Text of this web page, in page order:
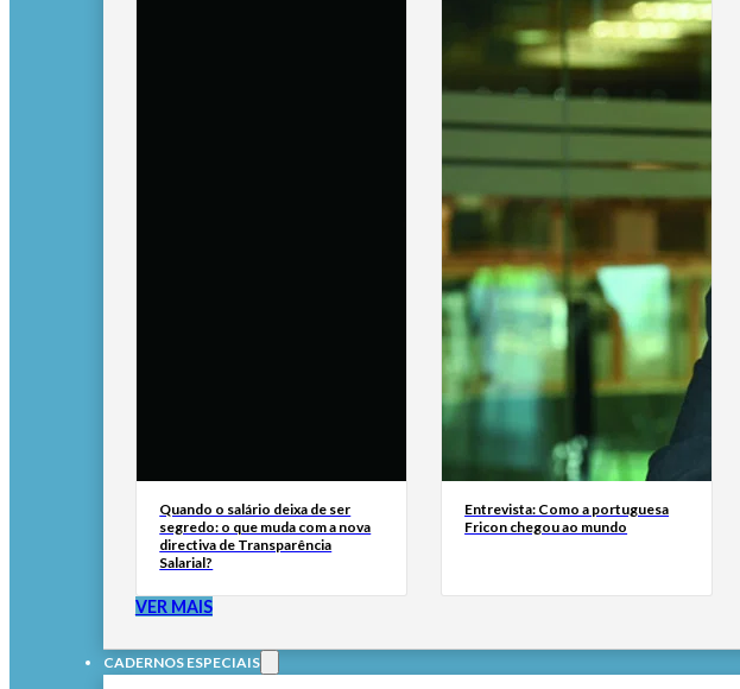
Quando o salário deixa de ser
segredo: o que muda com a nova
directiva de Transparência
Salarial?
Entrevista: Como a portuguesa
Fricon chegou ao mundo
VER MAIS
CADERNOS ESPECIAIS